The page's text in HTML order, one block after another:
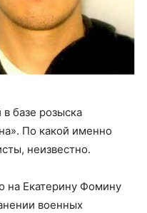
базе розыска
По какой именно
неизвестно.
на Екатерину Фомину
военных